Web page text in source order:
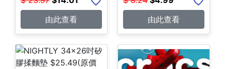
由此查看
由此查看